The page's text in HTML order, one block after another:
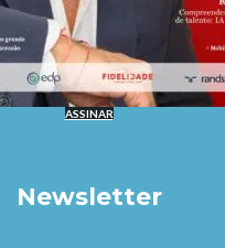
ASSINAR
Newsletter